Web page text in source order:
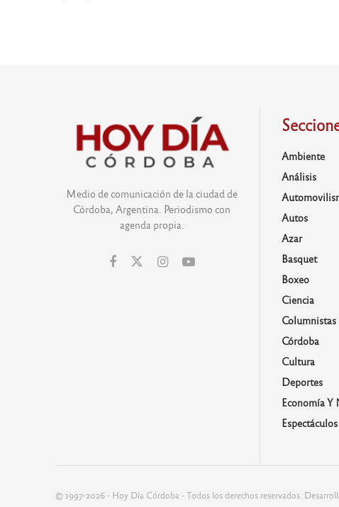
Medio de comunicación de la ciudad de
Córdoba, Argentina. Periodismo con
agenda propia.
Ambiente
Análisis
Autos
Azar
Basquet
Boxeo
Ciencia
Columnistas
Córdoba
Cultura
Deportes
Economía Y
Espectáculos
© 1997-2026 - Hoy Día Córdoba - Todos los derechos reservados.